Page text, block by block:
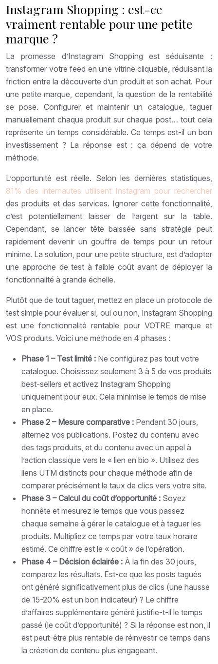
Instagram Shopping : est-ce
vraiment rentable pour une petite
marque ?
La promesse d’Instagram Shopping est séduisante :
transformer votre feed en une vitrine cliquable, réduisant la
friction entre la découverte d’un produit et son achat. Pour
une petite marque, cependant, la question de la rentabilité
se pose. Configurer et maintenir un catalogue, taguer
manuellement chaque produit sur chaque post… tout cela
représente un temps considérable. Ce temps est-il un bon
investissement ? La réponse est : ça dépend de votre
méthode.
L’opportunité est réelle. Selon les dernières statistiques,
81% des internautes utilisent Instagram pour rechercher
des produits et des services. Ignorer cette fonctionnalité,
c’est potentiellement laisser de l’argent sur la table.
Cependant, se lancer tête baissée sans stratégie peut
rapidement devenir un gouffre de temps pour un retour
minime. La solution, pour une petite structure, est d’adopter
une approche de test à faible coût avant de déployer la
fonctionnalité à grande échelle.
Plutôt que de tout taguer, mettez en place un protocole de
test simple pour évaluer si, oui ou non, Instagram Shopping
est une fonctionnalité rentable pour VOTRE marque et
VOS produits. Voici une méthode en 4 phases :
Phase 1 – Test limité : Ne configurez pas tout votre
catalogue. Choisissez seulement 3 à 5 de vos produits
best-sellers et activez Instagram Shopping
uniquement pour eux. Cela minimise le temps de mise
en place.
Phase 2 – Mesure comparative : Pendant 30 jours,
alternez vos publications. Postez du contenu avec
des tags produits, et du contenu avec un appel à
l’action classique vers le « lien en bio ». Utilisez des
liens UTM distincts pour chaque méthode afin de
comparer précisément le taux de clics vers votre site.
Phase 3 – Calcul du coût d’opportunité : Soyez
honnête et mesurez le temps que vous passez
chaque semaine à gérer le catalogue et à taguer les
produits. Multipliez ce temps par votre taux horaire
estimé. Ce chiffre est le « coût » de l’opération.
Phase 4 – Décision éclairée : À la fin des 30 jours,
comparez les résultats. Est-ce que les posts tagués
ont généré significativement plus de clics (une hausse
de 15-20% est un bon indicateur) ? Le chiffre
d’affaires supplémentaire généré justifie-t-il le temps
passé (le coût d’opportunité) ? Si la réponse est non, il
est peut-être plus rentable de réinvestir ce temps dans
la création de contenu plus engageant.